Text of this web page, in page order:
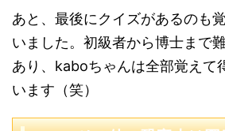
あと、最後にクイズがあるのも
いました。初級者から博士まで
あり、kaboちゃんは全部覚えて
います（笑）